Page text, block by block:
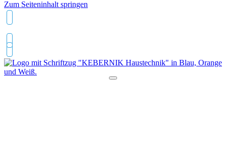
Zum Seiteninhalt springen
04743 9495630